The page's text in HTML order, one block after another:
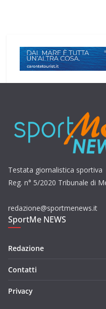
Testata giornalistica sportiva
Reg. n° 5/2020 Tribunale di
redazione@sportmenews.it
SportMe NEWS
Redazione
Contatti
Privacy